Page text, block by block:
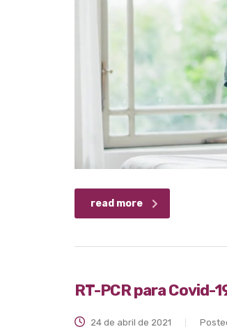
read more
RT-PCR para Covid-
24 de abril de 2021